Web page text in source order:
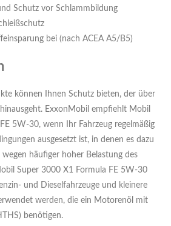
Schutz vor Schlammbildung
bei (nach ACEA A5/B5)
können Ihnen Schutz bieten, der über
ExxonMobil empfiehlt Mobil
5W-30, wenn Ihr Fahrzeug regelmäßig
ausgesetzt ist, in denen es dazu
wegen häufiger hoher Belastung des
Super 3000 X1 Formula FE 5W-30
und Dieselfahrzeuge und kleinere
werden, die ein Motorenöl mit
benötigen.